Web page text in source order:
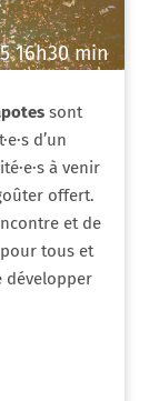
16h30 min
sont
d’un
à venir
offert.
et de
tous et
développer